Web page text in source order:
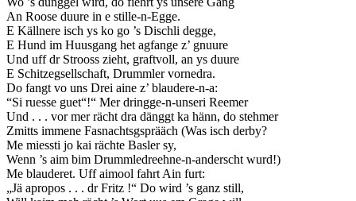
An Roose duure in e stille-n-Egge.
E Källnere isch ys ko go ’s Dischli degge,
E Hund im Huusgang het agfange z’ gnuure
Und uff dr Strooss zieht, graftvoll, an ys duure
E Schitzegsellschaft, Drummler vornedra.
Do fangt vo uns Drei aine z’ blaudere-n-a:
“Si ruesse guet“!“ Mer dringge-n-unseri Reemer
Und . . . vor mer rächt dra dänggt ka hänn, do stehmer
Zmitts immene Fasnachtsgsprääch (Was isch derby?
Me miessti jo kai rächte Basler sy,
Wenn ’s aim bim Drummledreehne-n-anderscht wurd!)
Me blauderet. Uff aimool fahrt Ain furt:
„Jä apropos . . . dr Fritz !“ Do wird ’s ganz still,